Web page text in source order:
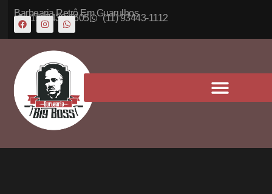
Barbearia Retrô Em Guarulhos
(11) 5430-6605 (11) 93443-1112